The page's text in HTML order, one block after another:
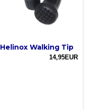
Helinox Walking Tip
14,95EUR